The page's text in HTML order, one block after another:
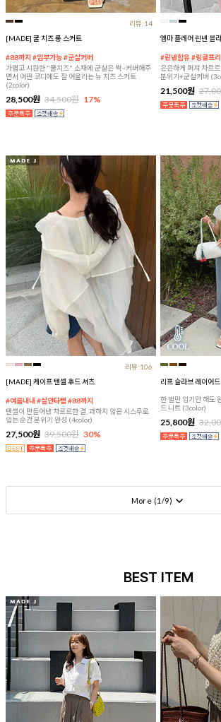
리뷰:14
[MADE] 쿨 치즈 롱 스커트
#88까지 #임부가능 #군살커버
가볍고 시원한 "쿨치즈" 소재에 군살은 싹~커버해주
면서 어떤 코디에도 잘 어울리는 뉴 치즈 스커트
(2color)
28,500원 34,500원 17%
엠마 플레어 린넨 블
#린넨함유 #링클프리
은은하게 퍼져 차르
분위기+군살커버
21,500원
리뷰:106
[MADE] 케이프 텐셀 후드 셔츠
#여름내내 #살안타템 #88까지
텐셀이 만들어낸 차르르한 결, 과하지 않은 시스루로
입는 순간 분위기 완성 (4color)
27,500원 39,500원 30%
리프 슬라브 레이어
한 벌만 입기만 해도
드 니트 (3color)
25,800원
More (1 /9)
BEST ITEM